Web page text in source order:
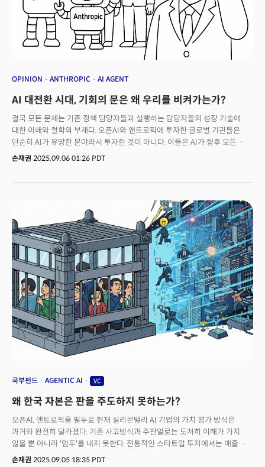
OPINION ANTHROPIC AI AGENT
AI 대전환 시대, 기회의 문은 왜 우리를 비켜가는가?
결국 모든 문제는 기존 정책 담당자들과 실행하는 담당자들의 성장 기술에
대한 이해와 철학의 부재다. 오픈AI와 앤트로픽에 투자한 글로벌 기관들은
단순히 AI가 유망한 분야라서 투자한 것이 아니다. 이들은 AI가 향후 모든
산업의 기반 인프라가 될 것이라는 확신을 가지고 있었다. 인터넷이 등장할 때
독점은 이렇게 나오는 것이고 수익은 보이지 않는 것을 보고 움직였을때
극대화될 수 있기 때문이다. 국내 투자업계 관행은 마치 19세기에 당장 눈앞에
보이는 국내 마차 제조업체나 '마굿간', 확충, '마부' 일자리 창출을 지원하면서
'다가올 미래'인 자동차 산업 육성은 외면하는 것과 같다. 눈앞에 보이는 '말'
산업이 머리속에 꽉찬 이들에겐 "미국을 보니 3~5년 후 자동차'라는데
등장하고 모든 것을 바꿀 것이다"라고 해봐야 소용없는 것이다.이런 이해력의
차이는 구체적인 기술적 세부사항에서도 나타난다. 앤트로픽의 MCP(Model
Context Protocol) 같은 기술적 혁신의 가치를 제대로 평가할 수 있는
전문성이 필요하다.MCP는 단순히 AI 모델의 성능을 개선하는 기술이 아니라
AI가 실제 업무 환경에서 에이전트로 작동할 수 있게 만드는 혁신적
프레임워크다. 이는 AI를 단순한 대화형 도구에서 실제 업무를 수행하는
지능형 시스템으로 진화시키는 핵심 기술이다.MCP가 AI 에이전트의 산업
표준이 된다면, 이는 HTTP나 TCP/IP처럼 디지털 경제의 기반 프로토콜이 될
수 있다. 이런 표준을 소유한 기업의 가치는 현재 매출의 몇 배가 아니라 전체
챗GPT의 사용자 수나 매출 성장만 봐서서는 안된다. 그들이 구축하고 있는 AI
개발, 다양한 모달리티를 통합하는 멀티모달 AI, 그리고 이들이 만들어가는
개발자 플랫폼의 전략적 가치를 종합적으로 판단할 수 있어야 올바른 투자
결정이 가능하고 투자 금액의 정당성을 이해할 수 있다. 이런 기술적 깊이를
이해하고 그 장기적 파급효과를 예측할 수 있는 전문성이 있어야 투자 판단이
가능하다. 그러나 국내 기관 투자자 중 이런 수준의 기술적 통찰력을 갖춘 곳은
많지 않다. 대부분이 재무적 지표나 시장 규모 같은 전통적인 투자 기준에
손재권 2025.09.06 01:26 PDT
국부펀드 AGENTIC AI VC
왜 한국 자본은 판을 주도하지 못하는가?
오픈AI, 앤트로픽을 필두로 현재 실리콘밸리 AI 기업의 가치 평가 방식은
과거와 완전히 달라졌다. 기존 사고방식과 주판알로는 도저히 이해가 가지
않을 뿐 아니라 '엄두'를 내지 못한다. 전통적인 스타트업 투자에서는 매출
대비 3-5배, 유니콘 기업은 10배 수준에서 기업가치를 평가했다.해당 기업이
손재권 2025.09.05 18:35 PDT